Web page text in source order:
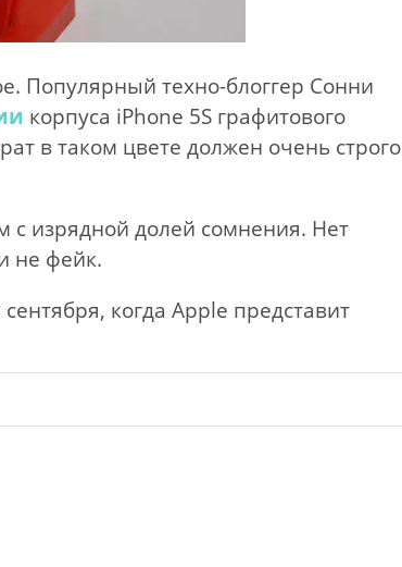
Популярный техно-блоггер Сонни
корпуса iPhone 5S графитового
в таком цвете должен очень строго
с изрядной долей сомнения. Нет
не фейк.
когда Apple представит